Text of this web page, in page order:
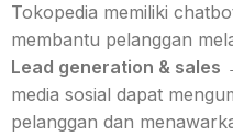
Tokopedia memiliki
membantu pelanggan
Lead generation & sales
media sosial dapat
pelanggan dan